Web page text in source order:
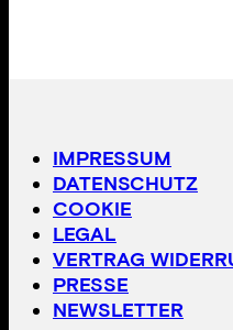
IMPRESSUM
DATENSCHUTZ
COOKIE
LEGAL
VERTRAG
PRESSE
NEWSLETTER